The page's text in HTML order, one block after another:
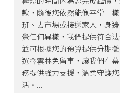
款，隨後您依然能像平常一
班、去市場或接送家人，身
覺任何異樣，我們提供符合
並可根據您的預算提供分期
選擇雲林免留車，讓我們在
務提供強力支援，溫柔守護
活。...